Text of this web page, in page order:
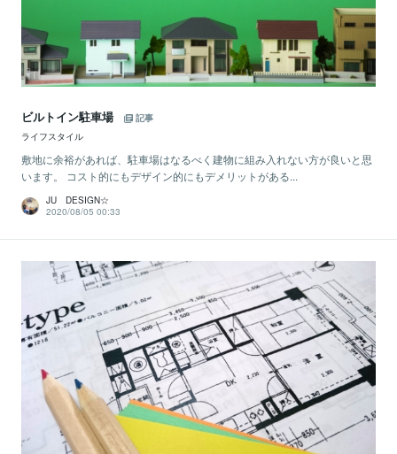
ビルトイン駐車場
記事
ライフスタイル
敷地に余裕があれば、駐車場はなるべく建物に組み入れない方が良いと思
います。 コスト的にもデザイン的にもデメリットがある...
JU DESIGN☆
2020/08/05 00:33